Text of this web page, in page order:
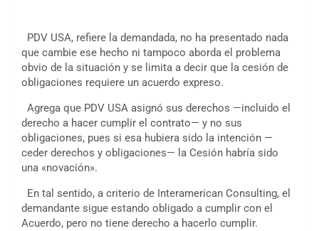
PDV USA, refiere la demandada, no ha presentado nada
que cambie ese hecho ni tampoco aborda el problema
obvio de la situación y se limita a decir que la cesión de
obligaciones requiere un acuerdo expreso.
Agrega que PDV USA asignó sus derechos —incluido el
derecho a hacer cumplir el contrato— y no sus
obligaciones, pues si esa hubiera sido la intención —
ceder derechos y obligaciones— la Cesión habría sido
una «novación».
En tal sentido, a criterio de Interamerican Consulting, el
demandante sigue estando obligado a cumplir con el
Acuerdo, pero no tiene derecho a hacerlo cumplir.